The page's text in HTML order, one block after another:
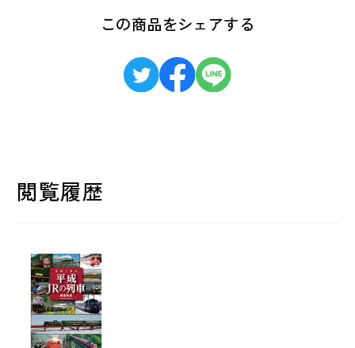
この商品をシェアする
閲覧履歴